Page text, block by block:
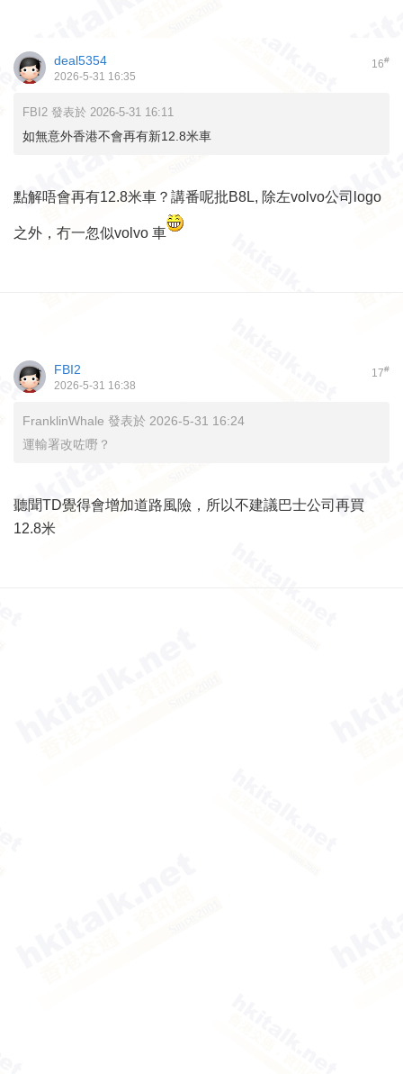
16#
deal5354
2026-5-31 16:35
FBI2 發表於 2026-5-31 16:11
如無意外香港不會再有新12.8米車
點解唔會再有12.8米車？講番呢批B8L, 除左volvo公司logo
之外，冇一忽似volvo 車
17#
FBI2
2026-5-31 16:38
FranklinWhale 發表於 2026-5-31 16:24
運輸署改咗嘢？
聽聞TD覺得會增加道路風險，所以不建議巴士公司再買
12.8米